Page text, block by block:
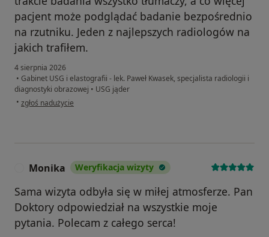
pacjent może podglądać badanie bezpośrednio
na rzutniku. Jeden z najlepszych radiologów na
jakich trafiłem.
4 sierpnia 2026
• Gabinet USG i elastografii - lek. Paweł Kwasek, specjalista radiologii i
diagnostyki obrazowej • USG jąder
• w opinii użytkownika Michał
zgłoś nadużycie
Monika Weryfikacja wizyty
Sama wizyta odbyła się w miłej atmosferze. Pan
Doktory odpowiedział na wszystkie moje
pytania. Polecam z całego serca!